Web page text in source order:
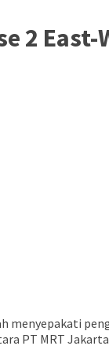
2
menyepakati
PT MRT